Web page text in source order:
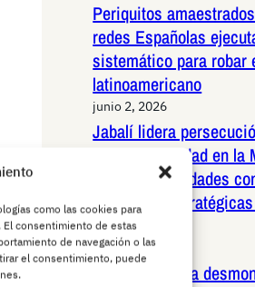
como las cookies para
consentimiento de estas
de navegación o las
el consentimiento, puede
Periquitos
redes Españolas
sistemático para robar
latinoamericano
junio 2, 2026
Jabalí lidera
de alta velocidad en la
Madrid: Autoridades
maniobras
animal
junio 1, 2026
Pedro Honrubia